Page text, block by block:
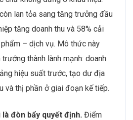
lan tỏa sang tăng trưởng đầu
tăng doanh thu và 58% cải
– dịch vụ. Mô thức này
thành lành mạnh: doanh
hiệu suất trước, tạo dư địa
và thị phần ở giai đoạn kế tiếp.
đòn bẩy quyết định. Điểm